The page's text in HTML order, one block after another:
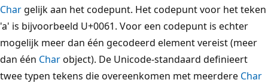
Char gelijk aan het codepunt. Het codepunt voor het teken
'a' is bijvoorbeeld U+0061. Voor een codepunt is echter
mogelijk meer dan één gecodeerd element vereist (meer
dan één Charobject). De Unicode-standaard definieert
twee typen tekens die overeenkomen met meerdere Char